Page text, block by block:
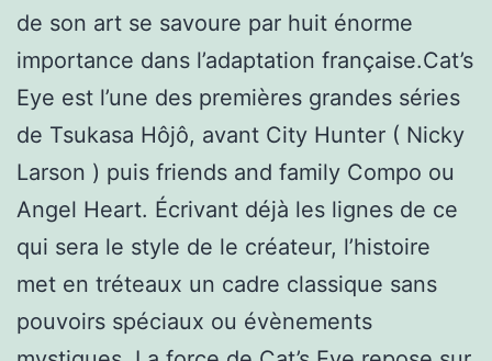
de son art se savoure par huit énorme
importance dans l’adaptation française.Cat’s
Eye est l’une des premières grandes séries
de Tsukasa Hôjô, avant City Hunter ( Nicky
Larson ) puis friends and family Compo ou
Angel Heart. Écrivant déjà les lignes de ce
qui sera le style de le créateur, l’histoire
met en tréteaux un cadre classique sans
pouvoirs spéciaux ou évènements